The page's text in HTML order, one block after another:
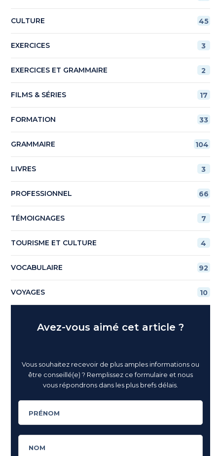
CULTURE 45
EXERCICES 3
EXERCICES ET GRAMMAIRE 2
FILMS & SÉRIES 17
FORMATION 33
GRAMMAIRE 104
LIVRES 3
PROFESSIONNEL 66
TÉMOIGNAGES 7
TOURISME ET CULTURE 4
VOCABULAIRE 92
VOYAGES 10
Avez-vous aimé cet article ?
Vous souhaitez recevoir de plus amples informations ou
être conseillé(e) ? Remplissez ce formulaire et nous
vous répondrons dans les plus brefs délais.